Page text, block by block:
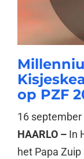
op PZF
16 september
HAARLO – In
het Papa